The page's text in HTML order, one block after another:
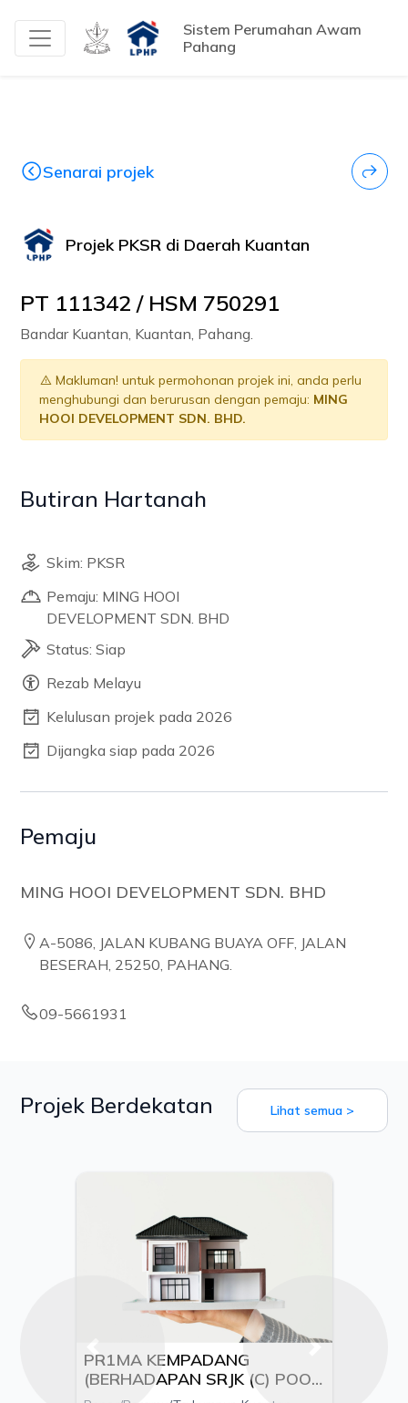
Sistem Perumahan Awam
Pahang
Senarai projek
Projek PKSR di Daerah Kuantan
PT 111342 / HSM 750291
Bandar Kuantan, Kuantan, Pahang.
Makluman! untuk permohonan projek ini, anda perlu
menghubungi dan berurusan dengan pemaju: MING
HOOI DEVELOPMENT SDN. BHD.
Butiran Hartanah
Skim: PKSR
Pemaju: MING HOOI
DEVELOPMENT SDN. BHD
Status: Siap
Rezab Melayu
Kelulusan projek pada 2026
Dijangka siap pada 2026
Pemaju
MING HOOI DEVELOPMENT SDN. BHD
A-5086, JALAN KUBANG BUAYA OFF, JALAN
BESERAH, 25250, PAHANG.
09-5661931
Projek Berdekatan Lihat semua >
PR1MA KEMPADANG
(BERHADAPAN SRJK (C) POOI
MING), MUKIM KUALA
Previous